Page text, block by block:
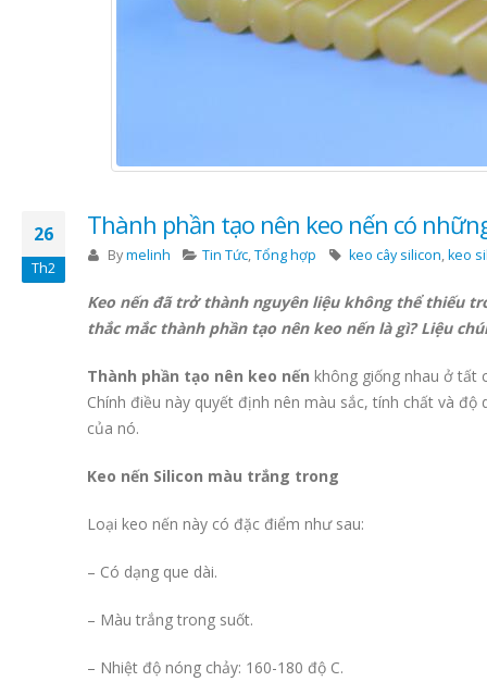
26
Th2
Thành phần tạo nên keo nến có
Bymelinh Tin Tức,Tổng hợp keo cây silicon,keo
Keo nến đã trở thành nguyên liệu không thể thiếu
thắc mắc thành phần tạo nên keo nến là gì? Liệu
Thành phần tạo nên keo nến không giống nhau ở tất
Chính điều này quyết định nên màu sắc, tính chất và
của nó.
Keo nến Silicon màu trắng trong
Loại keo nến này có đặc điểm như sau:
– Có dạng que dài.
– Màu trắng trong suốt.
– Nhiệt độ nóng chảy: 160-180 độ C.